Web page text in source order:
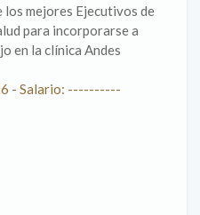
los mejores Ejecutivos de
para incorporarse a
en la clínica Andes
- Salario: ----------